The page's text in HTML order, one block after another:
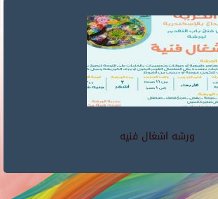
ورشه اشغال فنيه